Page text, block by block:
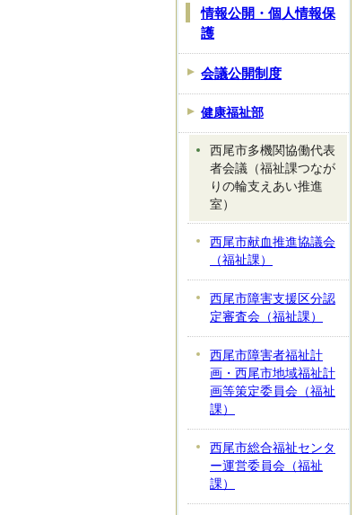
情報公開・個人情報保
護
会議公開制度
健康福祉部
西尾市多機関協働代表
者会議（福祉課つなが
りの輪支えあい推進
室）
西尾市献血推進協議会
（福祉課）
西尾市障害支援区分認
定審査会（福祉課）
西尾市障害者福祉計
画・西尾市地域福祉計
画等策定委員会（福祉
課）
西尾市総合福祉センタ
ー運営委員会（福祉
課）